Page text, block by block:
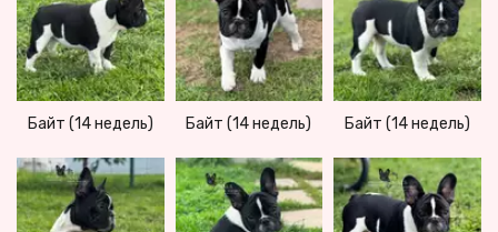
Байт (14 недель) Байт (14 недель) Байт (14 недель)